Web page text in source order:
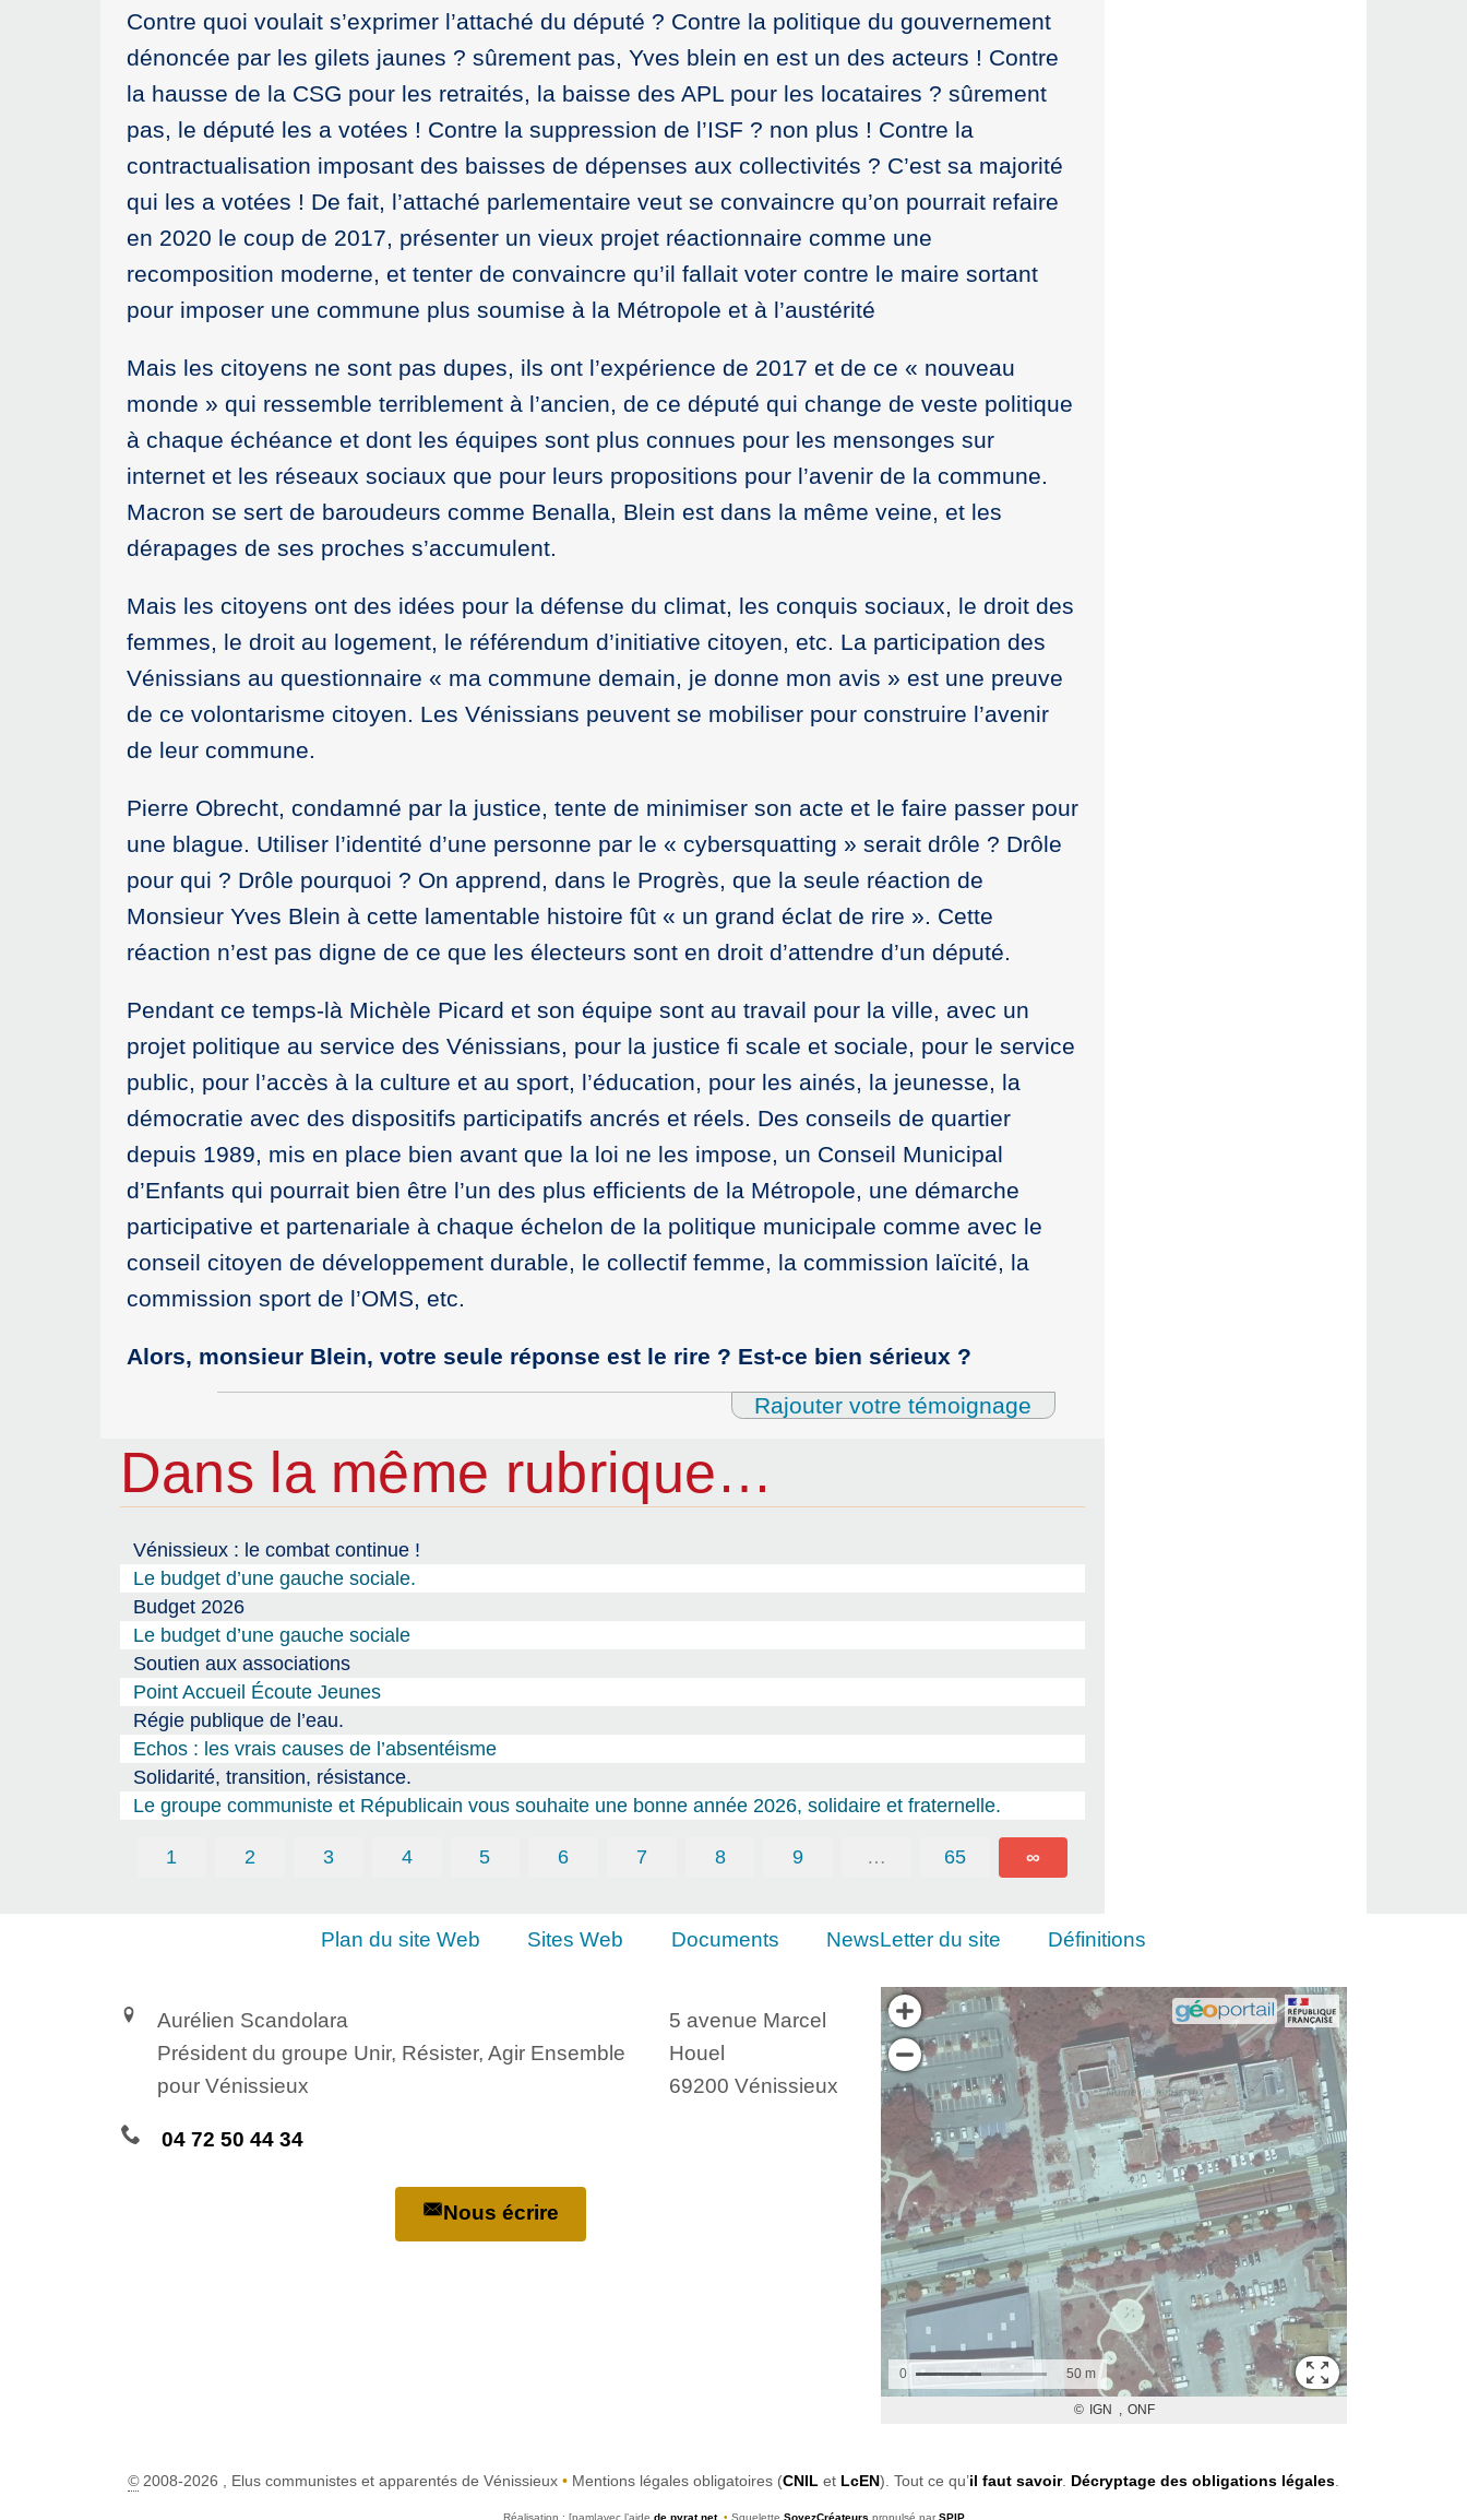
Contre quoi voulait s’exprimer l’attaché du député ? Contre la politique du gouvernement
dénoncée par les gilets jaunes ? sûrement pas, Yves blein en est un des acteurs ! Contre
la hausse de la CSG pour les retraités, la baisse des APL pour les locataires ? sûrement
pas, le député les a votées ! Contre la suppression de l’ISF ? non plus ! Contre la
contractualisation imposant des baisses de dépenses aux collectivités ? C’est sa majorité
qui les a votées ! De fait, l’attaché parlementaire veut se convaincre qu’on pourrait refaire
en 2020 le coup de 2017, présenter un vieux projet réactionnaire comme une
recomposition moderne, et tenter de convaincre qu’il fallait voter contre le maire sortant
pour imposer une commune plus soumise à la Métropole et à l’austérité
Mais les citoyens ne sont pas dupes, ils ont l’expérience de 2017 et de ce « nouveau
monde » qui ressemble terriblement à l’ancien, de ce député qui change de veste politique
à chaque échéance et dont les équipes sont plus connues pour les mensonges sur
internet et les réseaux sociaux que pour leurs propositions pour l’avenir de la commune.
Macron se sert de baroudeurs comme Benalla, Blein est dans la même veine, et les
dérapages de ses proches s’accumulent.
Mais les citoyens ont des idées pour la défense du climat, les conquis sociaux, le droit des
femmes, le droit au logement, le référendum d’initiative citoyen, etc. La participation des
Vénissians au questionnaire « ma commune demain, je donne mon avis » est une preuve
de ce volontarisme citoyen. Les Vénissians peuvent se mobiliser pour construire l’avenir
de leur commune.
Pierre Obrecht, condamné par la justice, tente de minimiser son acte et le faire passer pour
une blague. Utiliser l’identité d’une personne par le « cybersquatting » serait drôle ? Drôle
pour qui ? Drôle pourquoi ? On apprend, dans le Progrès, que la seule réaction de
Monsieur Yves Blein à cette lamentable histoire fût « un grand éclat de rire ». Cette
réaction n’est pas digne de ce que les électeurs sont en droit d’attendre d’un député.
Pendant ce temps-là Michèle Picard et son équipe sont au travail pour la ville, avec un
projet politique au service des Vénissians, pour la justice fi scale et sociale, pour le service
public, pour l’accès à la culture et au sport, l’éducation, pour les ainés, la jeunesse, la
démocratie avec des dispositifs participatifs ancrés et réels. Des conseils de quartier
depuis 1989, mis en place bien avant que la loi ne les impose, un Conseil Municipal
d’Enfants qui pourrait bien être l’un des plus efficients de la Métropole, une démarche
participative et partenariale à chaque échelon de la politique municipale comme avec le
conseil citoyen de développement durable, le collectif femme, la commission laïcité, la
commission sport de l’OMS, etc.
Alors, monsieur Blein, votre seule réponse est le rire ? Est-ce bien sérieux ?
Rajouter votre témoignage
Dans la même rubrique…
Vénissieux : le combat continue !
Le budget d’une gauche sociale.
Budget 2026
Le budget d’une gauche sociale
Soutien aux associations
Point Accueil Écoute Jeunes
Régie publique de l’eau.
Echos : les vrais causes de l’absentéisme
Solidarité, transition, résistance.
Le groupe communiste et Républicain vous souhaite une bonne année 2026, solidaire et fraternelle.
1 2 3 4 5 6 7 8 9 … 65 ∞
Plan du site Web Sites Web Documents NewsLetter du site Définitions
Aurélien Scandolara
Président du groupe Unir, Résister, Agir Ensemble
pour Vénissieux
5 avenue Marcel
Houel
69200 Vénissieux
04 72 50 44 34
Nous écrire
©2008-2026 , Elus communistes et apparentés de Vénissieux • Mentions légales obligatoires (CNIL et LcEN). Tout ce qu’il faut savoir. Décryptage des obligations légales
Réalisation : [pam|avec l’aide de pyrat.net • Squelette SoyezCréateurs propulsé par SPIP